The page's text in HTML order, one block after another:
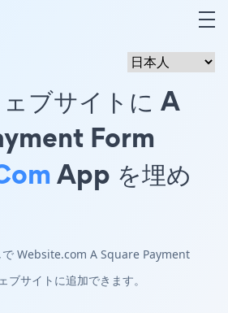
ブサイトに A
Form
App を埋め
で Website.com A Square Payment
サイトに追加できます。